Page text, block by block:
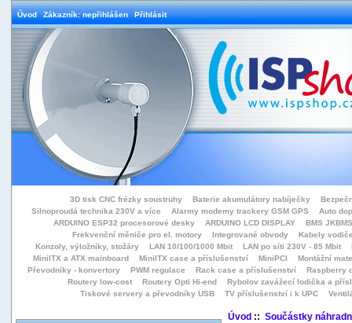
Úvod Zákazník: nepřihlášen Přihlásit
3D tisk CNC frézky soustruhy Baterie akumulátory nabíječky
Silnoproudá technika 230V a více
Alarmy modemy trackery GSM GPS
Auto
ARDUINO ESP32 procesorové desky
ARDUINO LCD DISPLAY
BMS
Frekvenční měniče pro el. motory
Integrované obvody
Kabely
Konzoly, výložníky, stožáry
LAN 10/100/1000 Mbit LAN po síti 230V - 85 Mbit
MiniITX a ATX mainboard
MiniITX case a příslušenství MiniPCI
Montážní
Převodníky - konvertory
PWM regulace Rack case a příslušenství
Raspberry
Routery low-cost
Routery Opti Hi-end
Rybolov zavážecí lodička a přísl
Tiskové servery a převodníky USB
TV příslušenství i k UPC
Úvod:: Součástky